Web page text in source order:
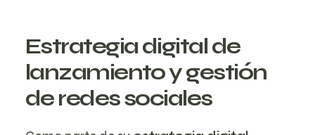
Estrategia digital de
lanzamiento y gestión
de redes sociales